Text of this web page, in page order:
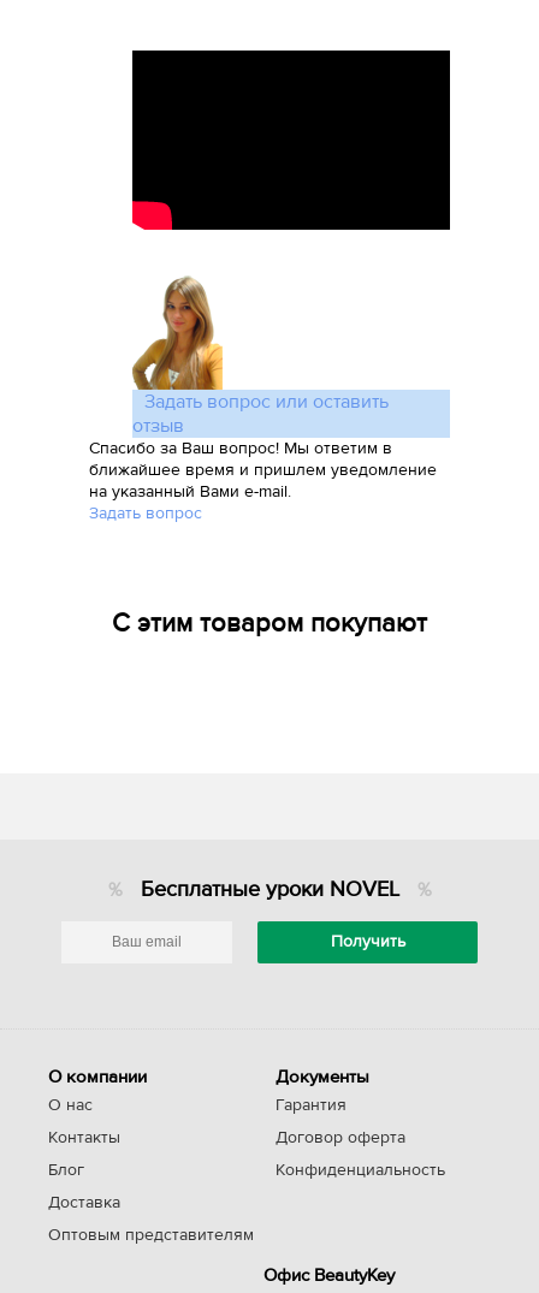
Задать вопрос или оставить
отзыв
Спасибо за Ваш вопрос! Мы ответим в
ближайшее время и пришлем уведомление
на указанный Вами e-mail.
Задать вопрос
С этим товаром покупают
Бесплатные уроки NOVEL
О компании
О нас
Контакты
Блог
Доставка
Оптовым представителям
Документы
Гарантия
Договор оферта
Конфиденциальность
Офис BeautyKey